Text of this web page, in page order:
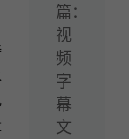
篇：
视
频
字
幕
文